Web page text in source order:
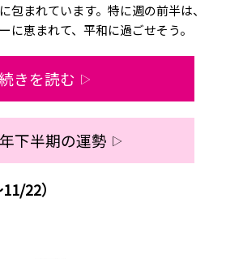
包まれています。特に週の前半は、
に恵まれて、平和に過ごせそう。
きを読む ▷
下半期の運勢 ▷
22）